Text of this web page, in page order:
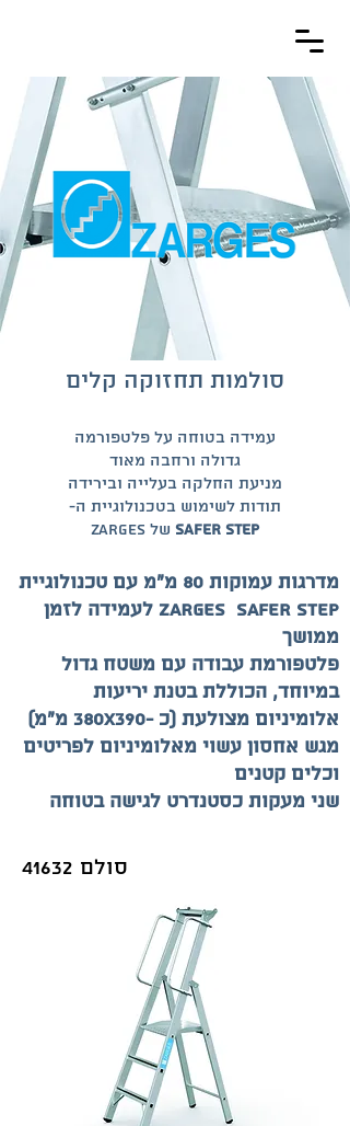
סולמות תחזוקה קלים
עמידה בטוחה על פלטפורמה
גדולה ורחבה מאוד
מניעת החלקה בעלייה ובירידה
תודות לשימוש בטכנולוגיית ה-
Safer Step של Zarges
מדרגות עמוקות 80 מ"מ עם טכנולוגיית
ZARGES Safer Step לעמידה לזמן
ממושך
פלטפורמת עבודה עם משטח גדול
במיוחד, הכוללת בטנת יריעות
אלומיניום מצולעת (כ -380X390 מ"מ)
מגש אחסון עשוי מאלומיניום לפריטים
וכלים קטנים
שני מעקות כסטנדרט לגישה בטוחה
סולם 41632